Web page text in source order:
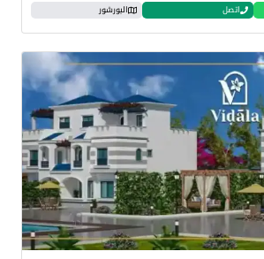
اتصل البورشور